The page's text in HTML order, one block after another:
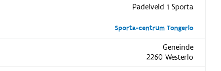
Padelveld 1 Sporta
Sporta-centrum Tongerlo
Geneinde
2260 Westerlo